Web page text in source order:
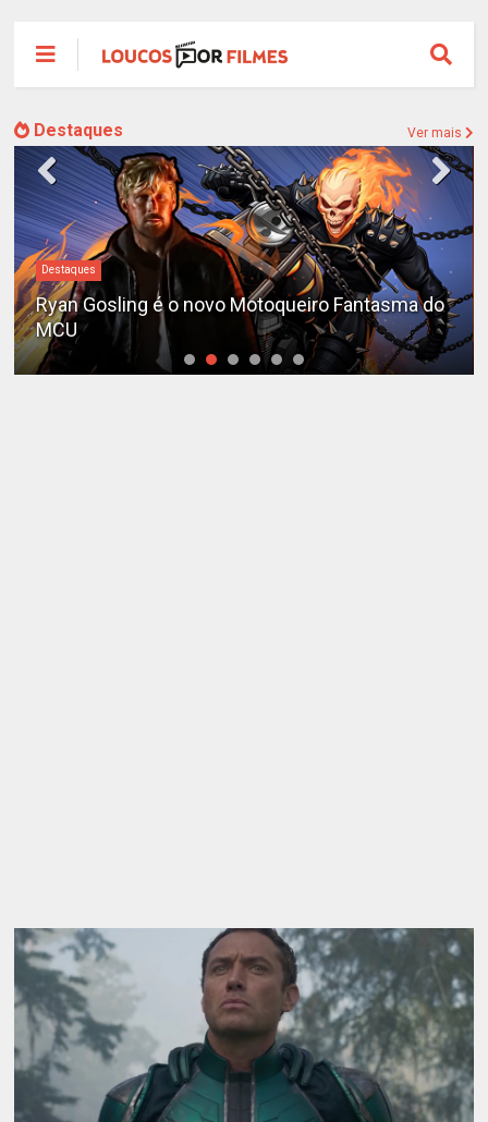
Destaques Ver mais
Destaques
Ryan Gosling é o novo Motoqueiro Fantasma do
MCU